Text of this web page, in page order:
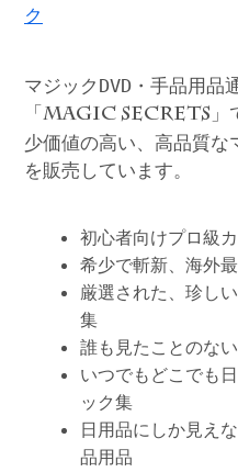
ク
マジックDVD・手品用品
「 MAGIC SECRETS
少価値の高い、高品質な
を販売しています。
初心者向けプロ級
希少で斬新、海外
厳選された、珍し
集
誰も見たことのな
いつでもどこでも
ック集
日用品にしか見え
品用品